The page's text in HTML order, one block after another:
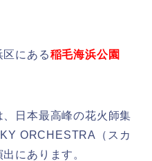
にある稲毛海浜公園
日本最高峰の花火師集
ORCHESTRA（スカ
にあります。